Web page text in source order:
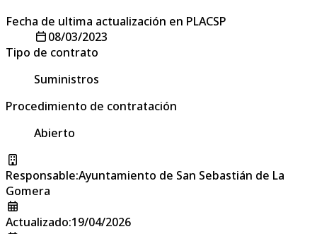
Fecha de ultima actualización en PLACSP
08/03/2023
Tipo de contrato
Suministros
Procedimiento de contratación
Abierto
Responsable:Ayuntamiento de San Sebastián de La
Gomera
Actualizado:19/04/2026